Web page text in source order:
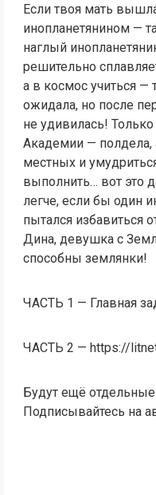
Если твоя мать
инопланетянином —
наглый
решительно
а в космос учиться —
ожидала, но после
не удивилась!
Академии — полдела,
местных и
выполнить… вот это
легче, если бы один
пытался избавиться
Дина, девушка с
способны землянки!
ЧАСТЬ 1 — Главная
ЧАСТЬ 2 — https://
Будут ещё отдельные
Подписывайтесь на